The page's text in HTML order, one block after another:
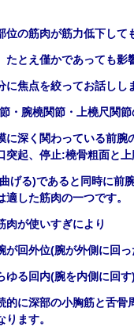
位の筋肉が筋力低下し
たとえ僅かであっても
に焦点を絞ってお話しし
・腕橈関節・上橈尺関
に深く関わっている前腕
突起、停止:橈骨粗面と
げる)であると同時に前
適した筋肉の一つです。
肉が使いすぎにより
が回外位(腕が外側に回
ゆる回内(腕を内側に回す)
的に深部の小胸筋と舌
ます。